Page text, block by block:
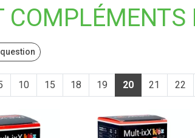
COMPLÉMENTS
10 15 18 19 20 21 22